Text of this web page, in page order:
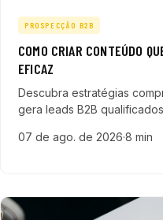
PROSPECÇÃO B2B
COMO CRIAR CONTEÚDO
EFICAZ
Descubra estratégias
gera leads B2B
de IA para potencializar
07 de ago. de 2026·8 min